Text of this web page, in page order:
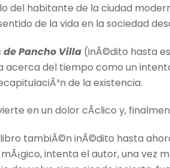
del habitante de la ciudad
de la vida en la sociedad
de Pancho Villa (inÃ©dito hasta
acerca del tiempo como un
de la existencia.
en un dolor cÃ­clico y,
tambiÃ©n inÃ©dito hasta
intenta el autor, una vez